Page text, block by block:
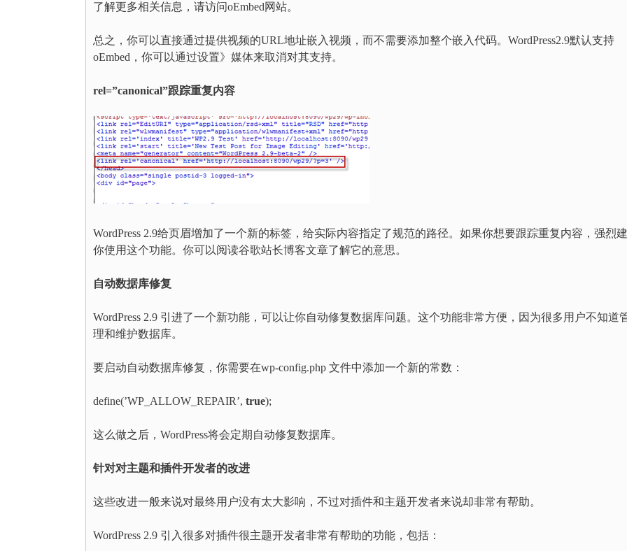
了解更多相关信息，请访问oEmbed网站。
总之，你可以直接通过提供视频的URL地址嵌入视频，而不需要添加整个嵌入代码。WordPress2.9默认支持
oEmbed，你可以通过设置》媒体来取消对其支持。
rel=”canonical”跟踪重复内容
WordPress 2.9给页眉增加了一个新的标签，给实际内容指定了规范的路径。如果你想要跟踪重复内容，强烈
你使用这个功能。你可以阅读谷歌站长博客文章了解它的意思。
自动数据库修复
WordPress 2.9 引进了一个新功能，可以让你自动修复数据库问题。这个功能非常方便，因为很多用户不知道
理和维护数据库。
要启动自动数据库修复，你需要在wp-config.php 文件中添加一个新的常数：
define(’WP_ALLOW_REPAIR’, true);
这么做之后，WordPress将会定期自动修复数据库。
针对对主题和插件开发者的改进
这些改进一般来说对最终用户没有太大影响，不过对插件和主题开发者来说却非常有帮助。
WordPress 2.9 引入很多对插件很主题开发者非常有帮助的功能，包括：